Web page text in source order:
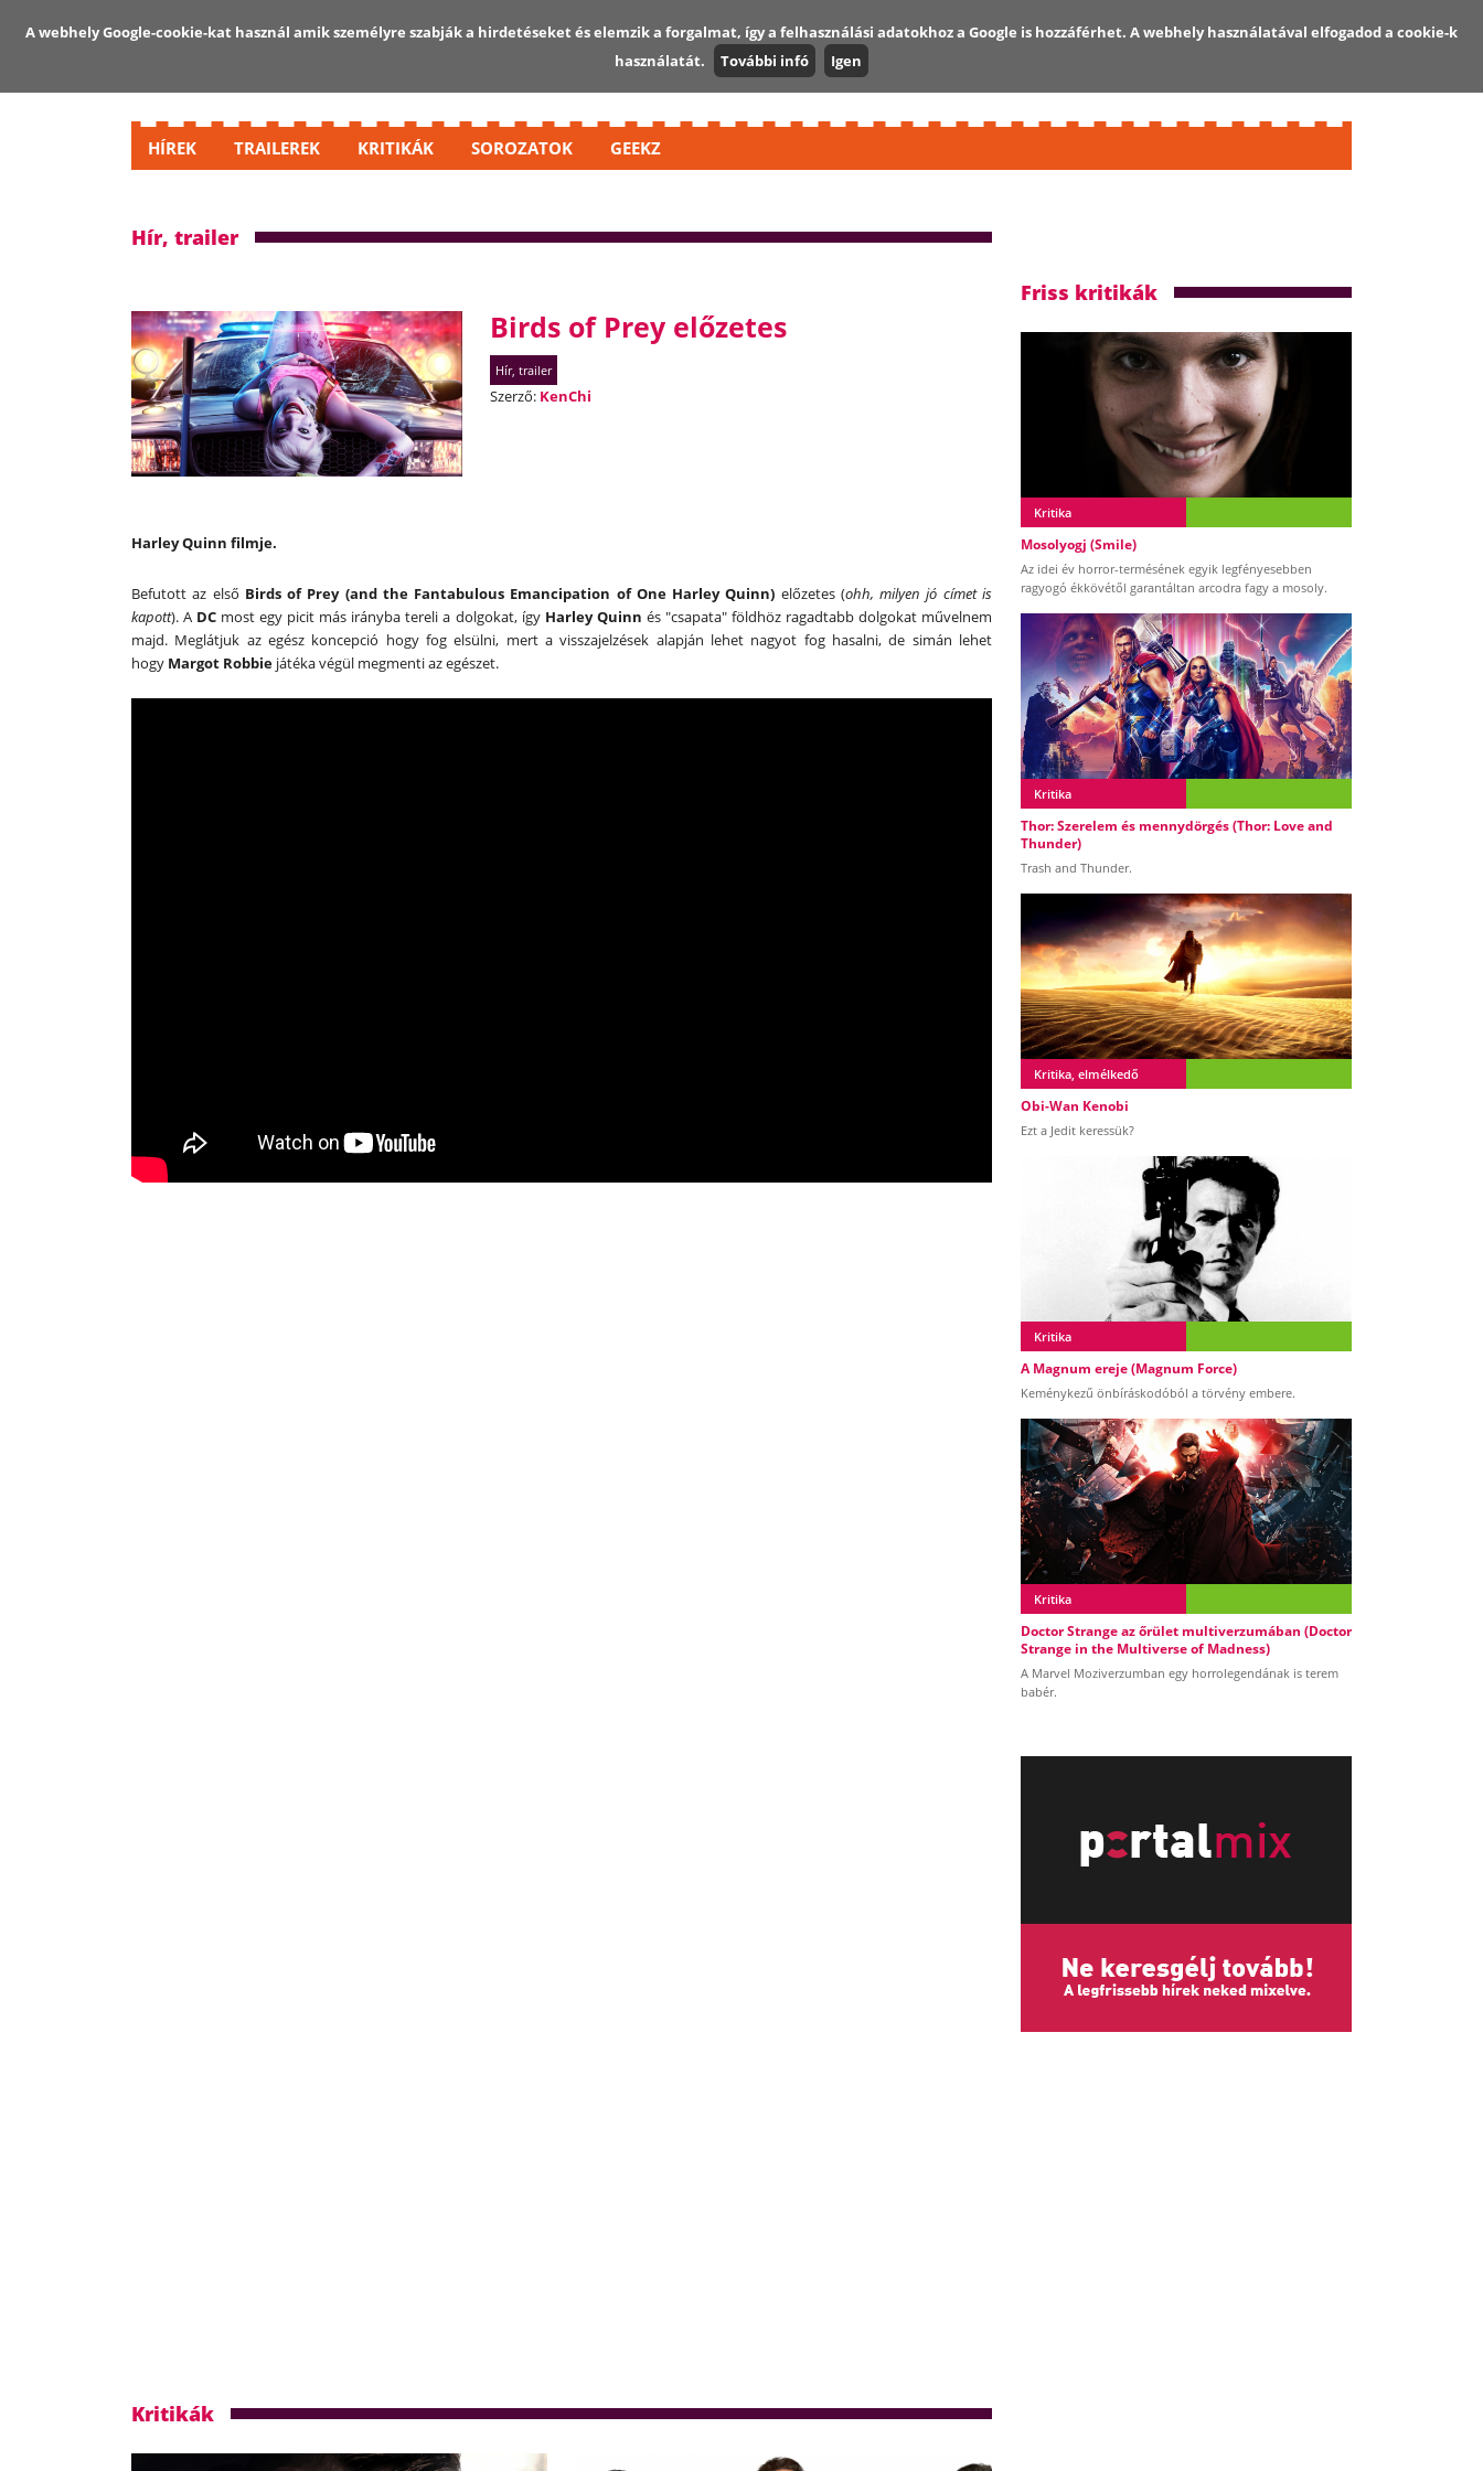
Regisztráció Bejelentkezés
HÍREK TRAILEREK KRITIKÁK SOROZATOK GEEKZ
Hír, trailer
Birds of Prey előzetes
Hír, trailer
Szerző: KenChi
Harley Quinn filmje.
Befutott az első Birds of Prey (and the Fantabulous Emancipation of One Harley Quinn) előzetes (ohh, milyen jó címet is
kapott). A DC most egy picit más irányba tereli a dolgokat, így Harley Quinn és "csapata" földhöz ragadtabb dolgokat művelnem
majd. Meglátjuk az egész koncepció hogy fog elsülni, mert a visszajelzések alapján lehet nagyot fog hasalni, de simán lehet
hogy Margot Robbie játéka végül megmenti az egészet.
Kritikák
Friss kritikák
Kritika
Mosolyogj (Smile)
Az idei év horror-termésének egyik legfényesebben
ragyogó ékkövétől garantáltan arcodra fagy a mosoly.
Kritika
Thor: Szerelem és mennydörgés (Thor: Love and
Thunder)
Trash and Thunder.
Kritika, elmélkedő
Obi-Wan Kenobi
Ezt a Jedit keressük?
Kritika
A Magnum ereje (Magnum Force)
Keménykezű önbíráskodóból a törvény embere.
Kritika
Doctor Strange az őrület multiverzumában (Doctor
Strange in the Multiverse of Madness)
A Marvel Moziverzumban egy horrolegendának is terem
babér.
A webhely Google-cookie-kat használ amik személyre szabják a hirdetéseket és elemzik a forgalmat, így a felhasználási adatokhoz a Google is hozzáférhet. A webhely használatával elfogadod a cookie-k
használatát.
További infó Igen